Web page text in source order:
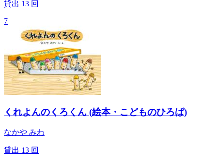
貸出 13 回
7
くれよんのくろくん (絵本・こどものひろば)
なかや みわ
貸出 13 回